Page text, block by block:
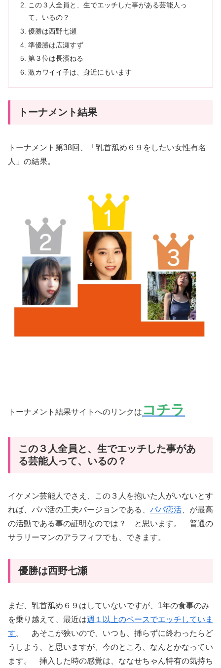
この３人全員と、生でエッチした事がある芸能人っ
て、いるの？
優勝は西野七瀬
準優勝は広瀬すず
第３位は長濱ねる
激カワイイ子は、身近にもいます
トーナメント結果
トーナメント第38回、「乳首舐め６９をしたい女性有名
人」の結果。
トーナメント結果サイトへのリンクは コチラ
この３人全員と、生でエッチした事があ
る芸能人って、いるの？
イケメン芸能人でさえ、この３人を抱いた人がいないとす
れば、パパ活の工夫バージョンである、 パパ恋活 、が最高
の活動である事の証明なのでは？ と思います。 普通の
サラリーマンのアラフィフでも、できます。
優勝は西野七瀬
まだ、乳首舐め６９はしていないですが、1年の食事のみ
を乗り越えて、最近は週１以上のペースでエッチしていま
す。 あそこが狭いので、いつも、挿らずに終わったらど
うしよう、と思いますが、今のところ、なんとかなってい
ます。 挿入した時の感覚は、ななせちゃん特有の気持ち